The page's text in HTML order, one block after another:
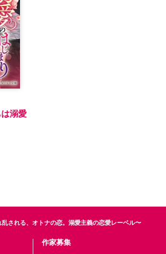
溺愛
乱される、オトナの恋。溺愛主義の恋愛レーベル〜
作家募集